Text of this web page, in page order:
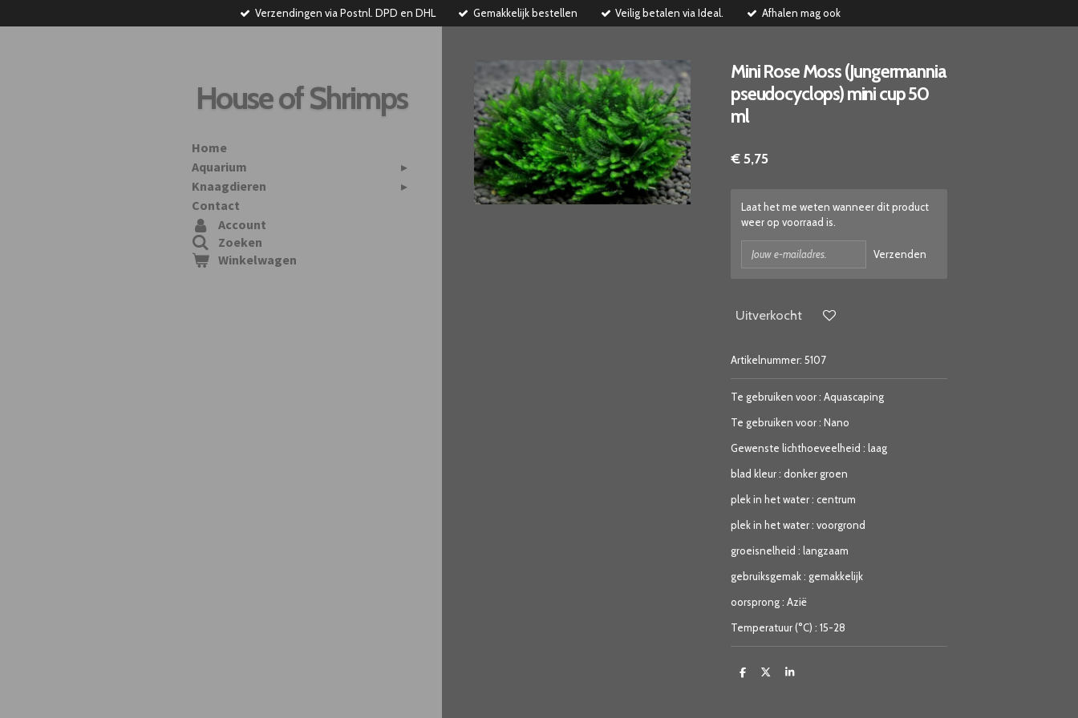
direct
Verzendingen via Postnl. DPD en DHL Gemakkelijk bestellen Veilig betalen via Ideal. Afhalen mag ook
Mini Rose Moss (Jungermannia
pseudocyclops) mini cup 50
ml
€ 5,75
Laat het me weten wanneer dit product
weer op voorraad is.
Verzenden
Uitverkocht
Artikelnummer: 5107
Te gebruiken voor: Aquascaping
Te gebruiken voor: Nano
Gewenste lichthoeveelheid : laag
blad kleur: donker groen
plek in het water: centrum
plek in het water: voorgrond
groeisnelheid : langzaam
gebruiksgemak: gemakkelijk
oorsprong: Azië
Temperatuur (°C) : 15-28
D
D
S
House of Shrimps
Home
Aquarium
Knaagdieren
Contact
Account
Zoeken
Winkelwagen